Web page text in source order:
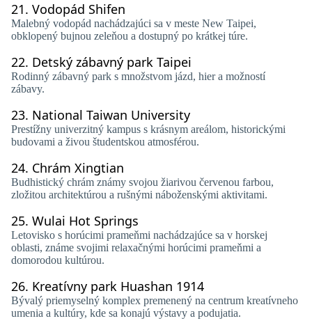
21. Vodopád Shifen
Malebný vodopád nachádzajúci sa v meste New Taipei,
obklopený bujnou zeleňou a dostupný po krátkej túre.
22. Detský zábavný park Taipei
Rodinný zábavný park s množstvom jázd, hier a možností
zábavy.
23. National Taiwan University
Prestížny univerzitný kampus s krásnym areálom, historickými
budovami a živou študentskou atmosférou.
24. Chrám Xingtian
Budhistický chrám známy svojou žiarivou červenou farbou,
zložitou architektúrou a rušnými náboženskými aktivitami.
25. Wulai Hot Springs
Letovisko s horúcimi prameňmi nachádzajúce sa v horskej
oblasti, známe svojimi relaxačnými horúcimi prameňmi a
domorodou kultúrou.
26. Kreatívny park Huashan 1914
Bývalý priemyselný komplex premenený na centrum kreatívneho
umenia a kultúry, kde sa konajú výstavy a podujatia.